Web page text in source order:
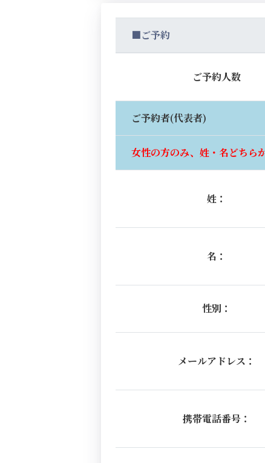
■ご予約
ご予約人数
ご予約者(代表者)
女性の方のみ、姓・名どちら
姓：
名：
性別：
メールアドレス：
携帯電話番号：